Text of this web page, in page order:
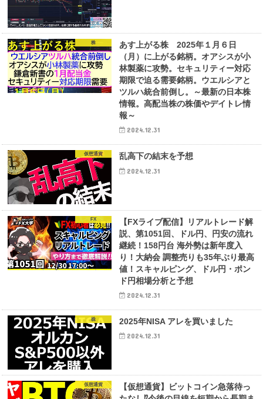
株
あす上がる株 2025年１月６日
（月）に上がる銘柄。オアシスが小
林製薬に攻勢。セキュリティー対応
期限で迫る需要銘柄。ウエルシアと
ツルハ統合前倒し。～最新の日本株
情報。高配当株の株価やデイトレ情
報～
2024.12.31
仮想通貨 乱高下の結末を予想
2024.12.31
FX
【FXライブ配信】リアルトレード解
説、第1051回、ドル円、円安の流れ
継続！158円台 海外勢は新年度入
り！大納会 調整売りも35年ぶり最高
値！スキャルピング、ドル円・ポン
ド円相場分析と予想
2024.12.31
株 2025年NISA アレを買いました
2024.12.31
仮想通貨
【仮想通貨】ビットコイン急落待っ